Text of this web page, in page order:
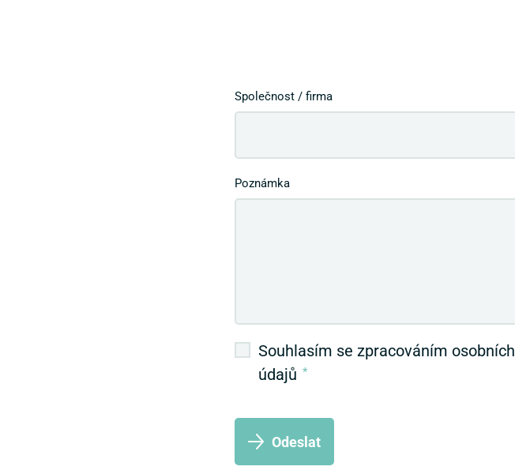
Společnost / firma
Poznámka
Souhlasím se zpracováním osobních
údajů *
Odeslat